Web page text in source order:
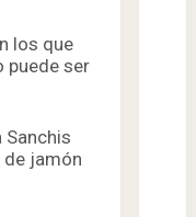
los que
puede ser
Sanchis
de jamón